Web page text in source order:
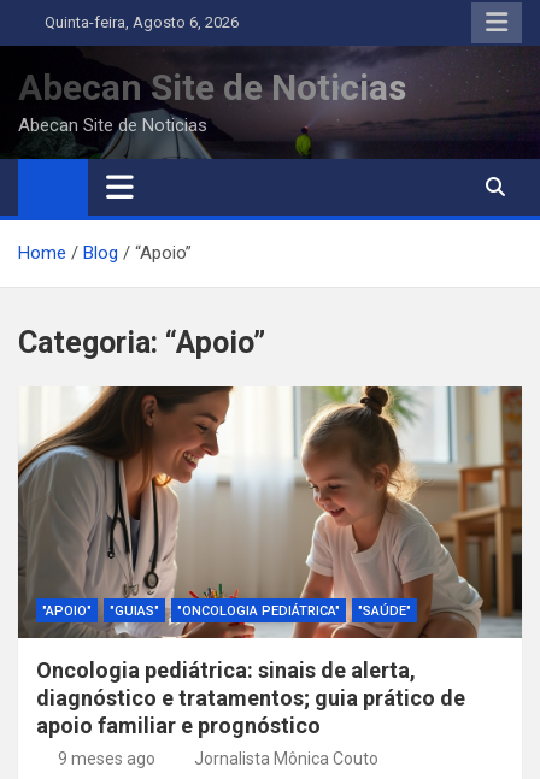
to
content
Quinta-feira, Agosto 6, 2026
Abecan Site de Noticias
Abecan Site de Noticias
Home Blog “Apoio”
Categoria: “Apoio”
"APOIO" "GUIAS" "ONCOLOGIA PEDIÁTRICA" "SAÚDE"
Oncologia pediátrica: sinais de alerta,
diagnóstico e tratamentos; guia prático de
apoio familiar e prognóstico
9 meses ago
Jornalista Mônica Couto